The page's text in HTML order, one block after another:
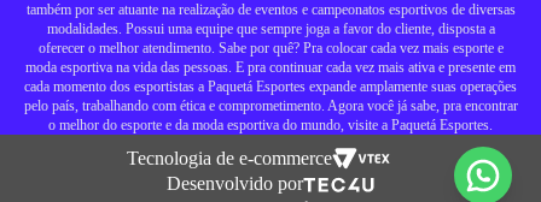
também por ser atuante na realização de eventos e campeonatos esportivos de diversas
modalidades. Possui uma equipe que sempre joga a favor do cliente, disposta a
oferecer o melhor atendimento. Sabe por quê? Pra colocar cada vez mais esporte e
moda esportiva na vida das pessoas. E pra continuar cada vez mais ativa e presente em
cada momento dos esportistas a Paquetá Esportes expande amplamente suas operações
pelo país, trabalhando com ética e comprometimento. Agora você já sabe, pra encontrar
o melhor do esporte e da moda esportiva do mundo, visite a Paquetá Esportes.
Tecnologia de e-commerce
Desenvolvido por